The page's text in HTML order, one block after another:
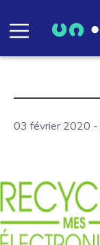
03 février 2020 -